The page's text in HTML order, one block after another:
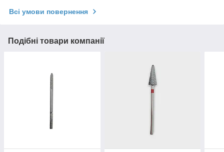
Всі умови повернення
Подібні товари компанії